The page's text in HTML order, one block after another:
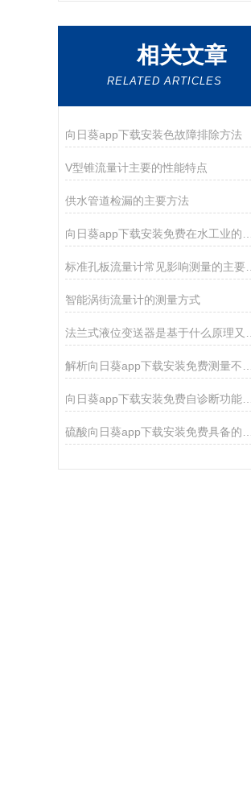
相关文章
RELATED ARTICLES
向日葵app下载安装色故障排除方法
V型锥流量计主要的性能特点
供水管道检漏的主要方法
标准孔板流量计常见影响测量的主要因素
智能涡街流量计的测量方式
向日葵app下载安装免费自诊断功能及其应用